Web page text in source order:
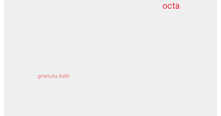
octa
granulu katli
dziļurbums